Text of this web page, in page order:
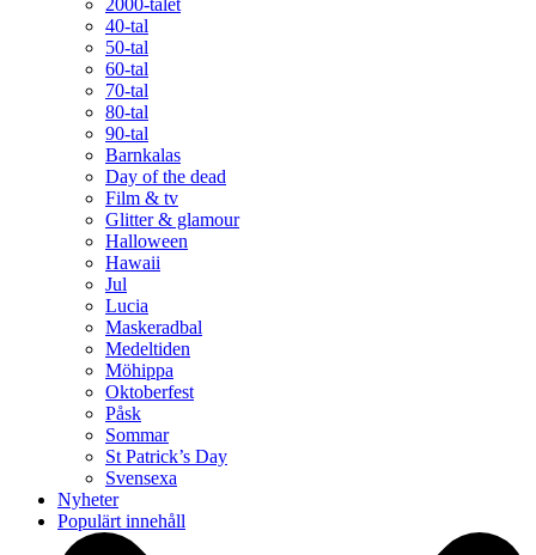
2000-talet
40-tal
50-tal
60-tal
70-tal
80-tal
90-tal
Barnkalas
Day of the dead
Film & tv
Glitter & glamour
Halloween
Hawaii
Jul
Lucia
Maskeradbal
Medeltiden
Möhippa
Oktoberfest
Påsk
Sommar
St Patrick’s Day
Svensexa
Nyheter
Populärt innehåll